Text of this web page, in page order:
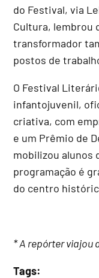
do Festival, via
Cultura, lembrou
transformador
postos de
O Festival
infantojuvenil,
criativa, com
e um Prêmio de
mobilizou alunos
programação é
do centro
* A repórter viajou
Tags: